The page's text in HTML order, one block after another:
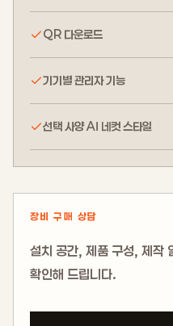
QR 다운로드
기기별 관리자 기능
선택 사양 AI 네컷 스타일
장비 구매 상담
설치 공간, 제품 구성, 제작
확인해 드립니다.